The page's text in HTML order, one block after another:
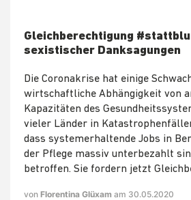
Gleichberechtigung
sexistischer Danksagungen
Die Coronakrise hat einige
wirtschaftliche Abhängigkeit von
Kapazitäten des
vieler Länder in
dass systemerhaltende Jobs in
der Pflege massiv unterbezahlt
betroffen. Sie fordern jetzt
von Florentina Glüxam am 30.05.2020